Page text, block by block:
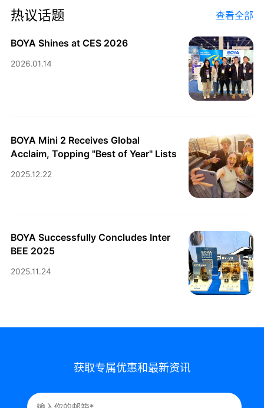
热议话题 查看全部
BOYA Shines at CES 2026
2026.01.14
BOYA Mini 2 Receives Global
Acclaim, Topping "Best of Year" Lists
2025.12.22
BOYA Successfully Concludes Inter
BEE 2025
2025.11.24
获取专属优惠和最新资讯